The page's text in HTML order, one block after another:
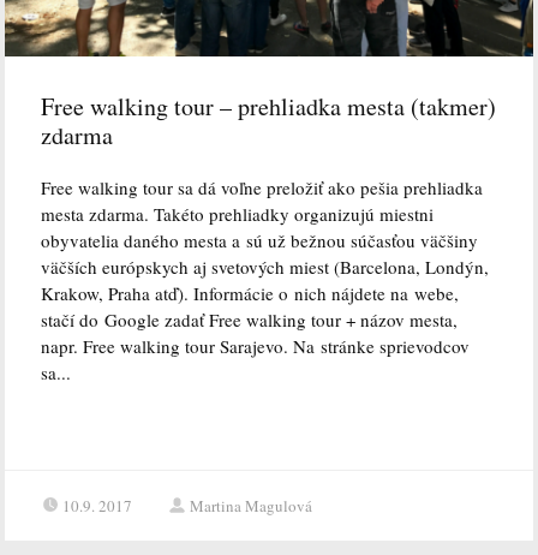
Free walking tour – prehliadka mesta (takmer)
zdarma
Free walking tour sa dá voľne preložiť ako pešia prehliadka
mesta zdarma. Takéto prehliadky organizujú miestni
obyvatelia daného mesta a sú už bežnou súčasťou väčšiny
väčších európskych aj svetových miest (Barcelona, Londýn,
Krakow, Praha atď). Informácie o nich nájdete na webe,
stačí do Google zadať Free walking tour + názov mesta,
napr. Free walking tour Sarajevo. Na stránke sprievodcov
sa...
10.9. 2017 Martina Magulová